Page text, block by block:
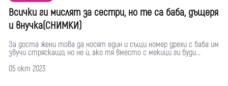
Всички ги мислят за сестри, но те са баба, дъщеря
и внучка(СНИМКИ)
За доста жени това да носят един и същи номер дрехи с баба им
звучи стряскащо, но не ѝ, ако тя вместо с мекици ги буди...
05 окт 2023